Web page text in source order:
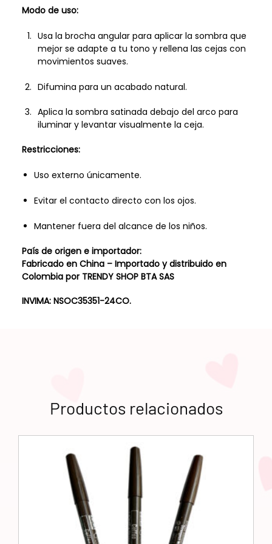
Modo de uso:
Usa la brocha angular para aplicar la sombra que
mejor se adapte a tu tono y rellena las cejas con
movimientos suaves.
Difumina para un acabado natural.
Aplica la sombra satinada debajo del arco para
iluminar y levantar visualmente la ceja.
Restricciones:
Uso externo únicamente.
Evitar el contacto directo con los ojos.
Mantener fuera del alcance de los niños.
País de origen e importador:
Fabricado en China – Importado y distribuido en
Colombia por TRENDY SHOP BTA SAS
INVIMA: NSOC35351-24CO.
Productos relacionados